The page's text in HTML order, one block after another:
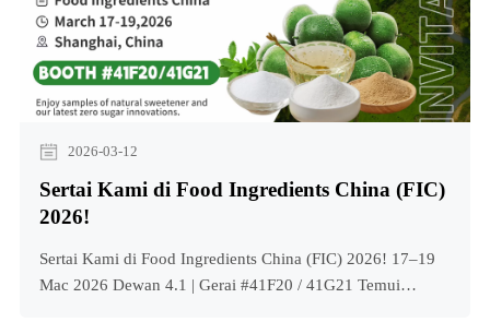
2026-03-12
Sertai Kami di Food Ingredients China (FIC)
2026!
Sertai Kami di Food Ingredients China (FIC) 2026! 17–19
Mac 2026 Dewan 4.1 | Gerai #41F20 / 41G21 Temui